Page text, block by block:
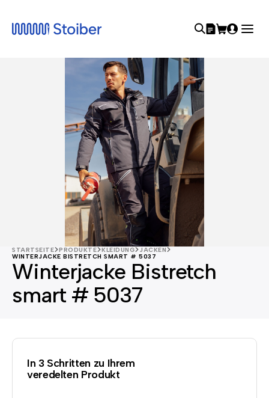
STARTSEITE PRODUKTE KLEIDUNG
JACKEN
WINTERJACKE BISTRETCH SMART # 5037
Winterjacke Bistretch
smart # 5037
In 3 Schritten zu Ihrem
veredelten Produkt